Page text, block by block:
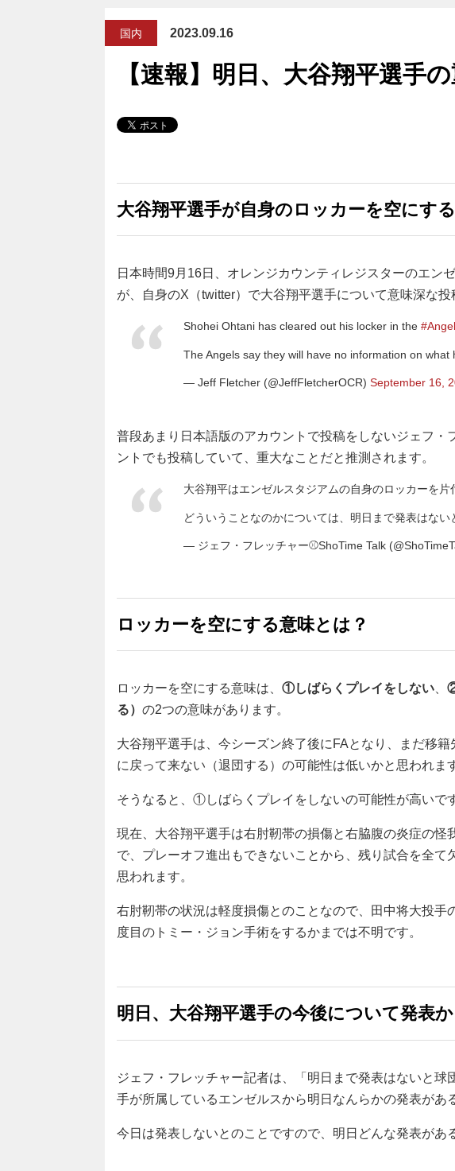
国内 2023.09.16
【速報】明日、大谷翔平選手
大谷翔平選手が自身のロッカーを空にする
日本時間9月16日、オレンジカウンティレジスターのエン
が、自身のX（twitter）で大谷翔平選手について意味深な投
Shohei Ohtani has cleared out his locker in the
The Angels say they will have no information on what
— Jeff Fletcher (@JeffFletcherOCR)September 16,
普段あまり日本語版のアカウントで投稿をしないジェフ・
ントでも投稿していて、重大なことだと推測されます。
大谷翔平はエンゼルスタジアムの自身のロッカーを片
どういうことなのかについては、明日まで発表はない
— ジェフ・フレッチャー⚾️ShoTime Talk
ロッカーを空にする意味とは？
ロッカーを空にする意味は、 ①しばらくプレイをしない
る） の2つの意味があります。
大谷翔平選手は、今シーズン終了後にFAとなり、まだ移
に戻って来ない（退団する）の可能性は低いかと思われま
そうなると、①しばらくプレイをしないの可能性が高いで
現在、大谷翔平選手は右肘靭帯の損傷と右脇腹の炎症の怪
で、プレーオフ進出もできないことから、残り試合を全て
思われます。
右肘靭帯の状況は軽度損傷とのことなので、田中将大投手
度目のトミー・ジョン手術をするかまでは不明です。
明日、大谷翔平選手の今後について発表か
ジェフ・フレッチャー記者は、「明日まで発表はないと
手が所属しているエンゼルスから明日なんらかの発表があ
今日は発表しないとのことですので、明日どんな発表があ